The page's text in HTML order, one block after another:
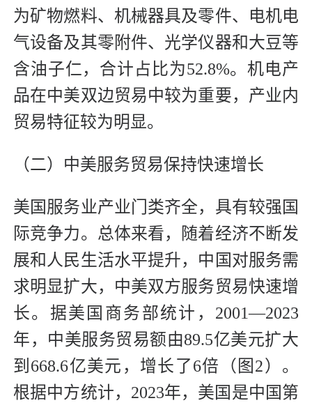
为矿物燃料、机械器具及零件、电机电
气设备及其零附件、光学仪器和大豆等
含油子仁，合计占比为52.8%。机电产
品在中美双边贸易中较为重要，产业内
贸易特征较为明显。
（二）中美服务贸易保持快速增长
美国服务业产业门类齐全，具有较强国
际竞争力。总体来看，随着经济不断发
展和人民生活水平提升，中国对服务需
求明显扩大，中美双方服务贸易快速增
长。据美国商务部统计，2001—2023
年，中美服务贸易额由89.5亿美元扩大
到668.6亿美元，增长了6倍（图2）。
根据中方统计，2023年，美国是中国第